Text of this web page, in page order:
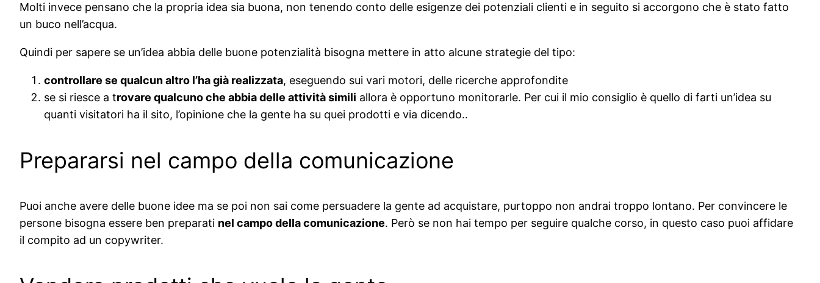
Molti invece pensano che la propria idea sia buona, non tenendo conto delle esigenze dei potenziali clienti e in seguito si accorgono che è stato fatto
un buco nell’acqua.
Quindi per sapere se un’idea abbia delle buone potenzialità bisogna mettere in atto alcune strategie del tipo:
controllare se qualcun altro l’ha già realizzata, eseguendo sui vari motori, delle ricerche approfondite
se si riesce a trovare qualcuno che abbia delle attività simili allora è opportuno monitorarle. Per cui il mio consiglio è quello di farti un’idea su
quanti visitatori ha il sito, l’opinione che la gente ha su quei prodotti e via dicendo..
Prepararsi nel campo della comunicazione
Puoi anche avere delle buone idee ma se poi non sai come persuadere la gente ad acquistare, purtoppo non andrai troppo lontano. Per convincere le
persone bisogna essere ben preparati nel campo della comunicazione. Però se non hai tempo per seguire qualche corso, in questo caso puoi affidare
il compito ad un copywriter.